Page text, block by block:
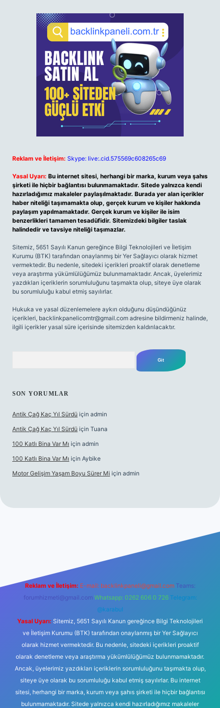
Reklam ve İletişim: Skype: live:.cid.575569c608265c69
Yasal Uyarı: Bu internet sitesi, herhangi bir marka, kurum veya şahıs
şirketi ile hiçbir bağlantısı bulunmamaktadır. Sitede yalnızca kendi
hazırladığımız makaleler paylaşılmaktadır. Burada yer alan içerikler
haber niteliği taşımamakta olup, gerçek kurum ve kişiler hakkında
paylaşım yapılmamaktadır. Gerçek kurum ve kişiler ile isim
benzerlikleri tamamen tesadüfidir. Sitemizdeki bilgiler taslak
halindedir ve tavsiye niteliği taşımazlar.
Sitemiz, 5651 Sayılı Kanun gereğince Bilgi Teknolojileri ve İletişim
Kurumu (BTK) tarafından onaylanmış bir Yer Sağlayıcı olarak hizmet
vermektedir. Bu nedenle, sitedeki içerikleri proaktif olarak denetleme
veya araştırma yükümlülüğümüz bulunmamaktadır. Ancak, üyelerimiz
yazdıkları içeriklerin sorumluluğunu taşımakta olup, siteye üye olarak
bu sorumluluğu kabul etmiş sayılırlar.
Hukuka ve yasal düzenlemelere aykırı olduğunu düşündüğünüz
içerikleri, backlinkpanelicomtr@gmail.com adresine bildirmeniz halinde,
ilgili içerikler yasal süre içerisinde sitemizden kaldırılacaktır.
SON YORUMLAR
Antik Çağ Kaç Yıl Sürdü için admin
Antik Çağ Kaç Yıl Sürdü için Tuana
100 Katlı Bina Var Mı için admin
100 Katlı Bina Var Mı için Aybike
Motor Gelişim Yaşam Boyu Sürer Mi için admin
Reklam ve İletişim: E-mail: backlinkpaneli@gmail.com Teams:
forumhizmeti@gmail.com Whatsapp: 0262 606 0 726 Telegram:
@karabul
Yasal Uyarı: Sitemiz, 5651 Sayılı Kanun gereğince Bilgi Teknolojileri
ve İletişim Kurumu (BTK) tarafından onaylanmış bir Yer Sağlayıcı
olarak hizmet vermektedir. Bu nedenle, sitedeki içerikleri proaktif
olarak denetleme veya araştırma yükümlülüğümüz bulunmamaktadır.
Ancak, üyelerimiz yazdıkları içeriklerin sorumluluğunu taşımakta olup,
siteye üye olarak bu sorumluluğu kabul etmiş sayılırlar. Bu internet
sitesi, herhangi bir marka, kurum veya şahıs şirketi ile hiçbir bağlantısı
bulunmamaktadır. Sitede yalnızca kendi hazırladığımız makaleler